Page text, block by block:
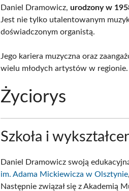
Daniel Dramowicz,urodzony w
Jest nie tylko utalentowanym
doświadczonym organistą.
Jego kariera muzyczna oraz
wielu młodych artystów w regionie.
Życiorys
Szkoła i
Daniel Dramowicz swoją
im. Adama Mickiewicza w Olsztynie
Następnie związał się z Akademią